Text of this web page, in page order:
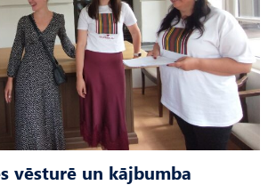
vēsturē un kājbumba